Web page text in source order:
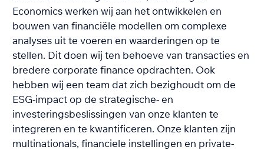
Economics werken wij aan het ontwikkelen en
bouwen van financiële modellen om complexe
analyses uit te voeren en waarderingen op te
stellen. Dit doen wij ten behoeve van transacties en
bredere corporate finance opdrachten. Ook
hebben wij een team dat zich bezighoudt om de
ESG-impact op de strategische- en
investeringsbeslissingen van onze klanten te
integreren en te kwantificeren. Onze klanten zijn
multinationals, financiele instellingen en private-